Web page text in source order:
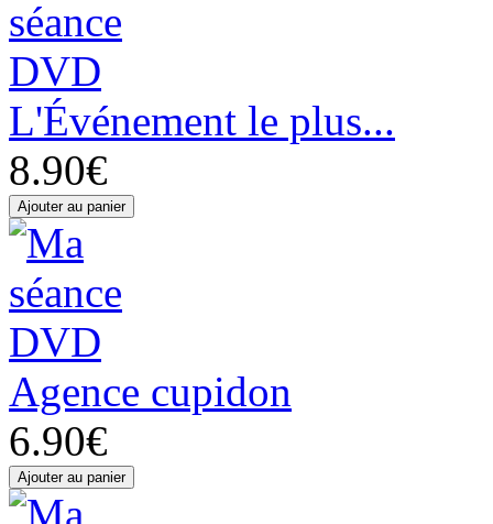
L'Événement le plus...
8.90€
Agence cupidon
6.90€